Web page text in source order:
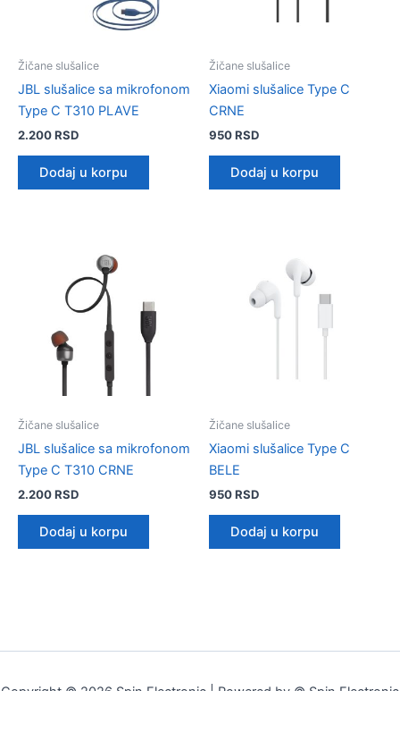
Žičane slušalice
JBL slušalice sa mikrofonom
Type C T310 PLAVE
2.200RSD
Dodaj u korpu
Žičane slušalice
Xiaomi slušalice Type C
CRNE
950RSD
Dodaj u korpu
Žičane slušalice
JBL slušalice sa mikrofonom
Type C T310 CRNE
2.200RSD
Dodaj u korpu
Žičane slušalice
Xiaomi slušalice Type C
BELE
950RSD
Dodaj u korpu
Copyright © 2026 Spin Electronic | Powered by © Spin Electronic